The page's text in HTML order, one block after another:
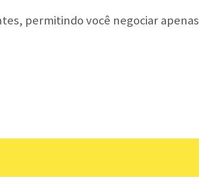
permitindo você negociar apenas